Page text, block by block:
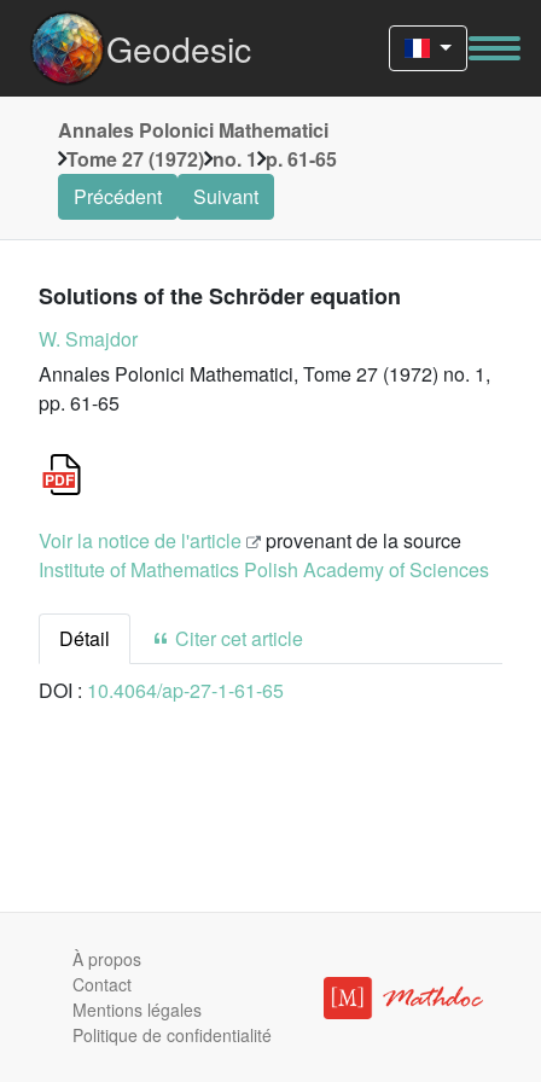
Geodesic
Annales Polonici Mathematici
Tome 27 (1972) no. 1 p. 61-65
Précédent
Suivant
Solutions of the Schröder equation
W. Smajdor
Annales Polonici Mathematici, Tome 27 (1972) no. 1,
pp. 61-65
Voir la notice de l'article
provenant de la source
Institute of Mathematics Polish Academy of Sciences
Détail
Citer cet article
DOI : 10.4064/ap-27-1-61-65
À propos
Contact
Mentions légales
Politique de confidentialité